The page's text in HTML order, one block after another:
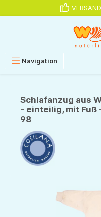
Navigation
Schlafanzug aus
- einteilig, mit Fuß
98
Bildergalerie überspringen